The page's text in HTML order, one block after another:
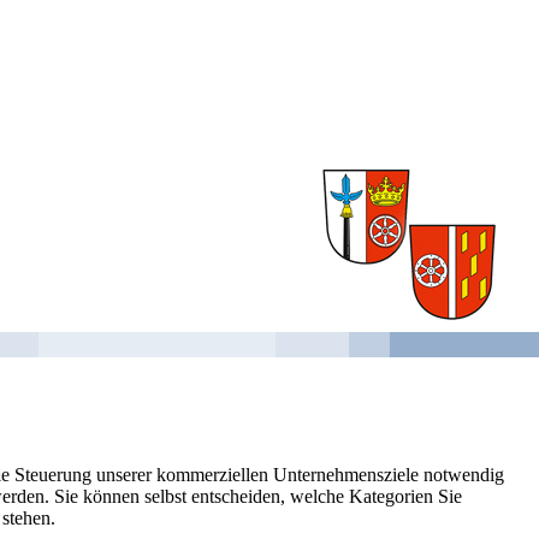
unserer kommerziellen Unternehmensziele notwendig
Sie können selbst entscheiden, welche Kategorien Sie